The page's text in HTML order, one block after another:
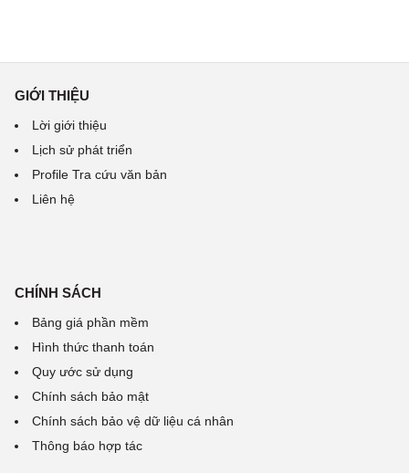
GIỚI THIỆU
Lời giới thiệu
Lịch sử phát triển
Profile Tra cứu văn bản
Liên hệ
CHÍNH SÁCH
Bảng giá phần mềm
Hình thức thanh toán
Quy ước sử dụng
Chính sách bảo mật
Chính sách bảo vệ dữ liệu cá nhân
Thông báo hợp tác